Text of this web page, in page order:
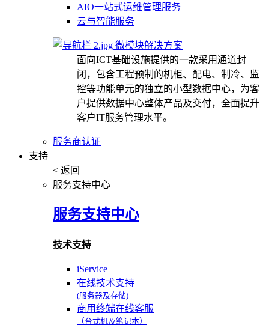
AIO一站式运维管理服务
云与智能服务
微模块解决方案
面向ICT基础设施提供的一款采用通道封
闭，包含工程预制的机柜、配电、制冷、监
控等功能单元的独立的小型数据中心，为客
户提供数据中心整体产品及交付，全面提升
客户IT服务管理水平。
服务商认证
支持
< 返回
服务支持中心
服务支持中心
技术支持
iService
在线技术支持
(服务器及存储)
商用终端在线客服
（台式机及笔记本）